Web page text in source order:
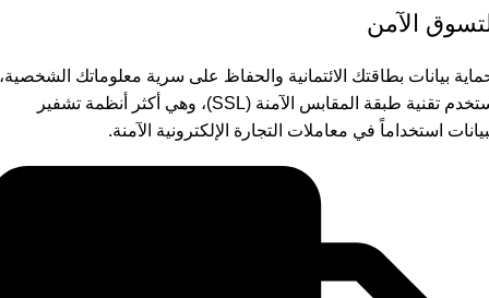
الآمن
بيانات بطاقتك الائتمانية والحفاظ على سرية معلوماتك الشخصية،
نستخدم تقنية طبقة المقابس الآمنة (SSL)، وهي أكثر أنظمة تشفير
استخداماً في معاملات التجارة الإلكترونية الآمنة.